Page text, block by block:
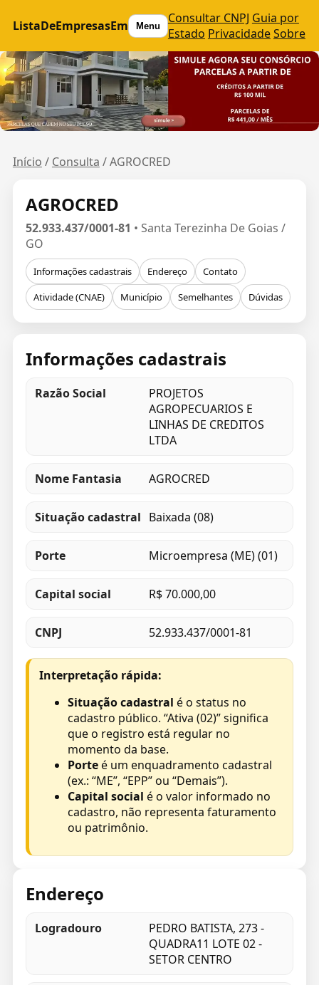
ListaDeEmpresasEm Menu Consultar CNPJ Guia por
Estado PrivacidadeSobre
Início / Consulta /AGROCRED
AGROCRED
52.933.437/0001-81 • Santa Terezinha De Goias /
GO
Informações cadastrais Endereço
Contato
Atividade (CNAE)
Município Semelhantes Dúvidas
Informações cadastrais
Razão Social
PROJETOS
AGROPECUARIOS E
LINHAS DE CREDITOS
LTDA
Nome Fantasia AGROCRED
Situação cadastral Baixada (08)
Porte Microempresa (ME) (01)
Capital social R$ 70.000,00
CNPJ 52.933.437/0001-81
Interpretação rápida:
Situação cadastral é o status no
cadastro público. “Ativa (02)” significa
que o registro está regular no
momento da base.
Porteé um enquadramento cadastral
(ex.: “ME”, “EPP” ou “Demais”).
Capital social é o valor informado no
cadastro, não representa faturamento
ou patrimônio.
Endereço
Logradouro
PEDRO BATISTA, 273 -
QUADRA11 LOTE 02 -
SETOR CENTRO